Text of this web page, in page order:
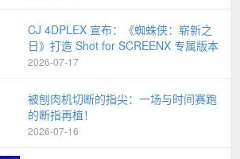
CJ 4DPLEX 宣布：《蜘蛛侠：崭新之
日》打造 Shot for SCREENX 专属版本
2026-07-17
被刨肉机切断的指尖：一场与时间赛跑
的断指再植！
2026-07-16